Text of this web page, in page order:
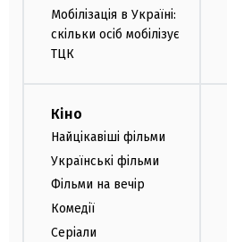
Мобілізація в Україні:
скільки осіб мобілізує
ТЦК
Кіно
Найцікавіші фільми
Українські фільми
Фільми на вечір
Комедії
Серіали